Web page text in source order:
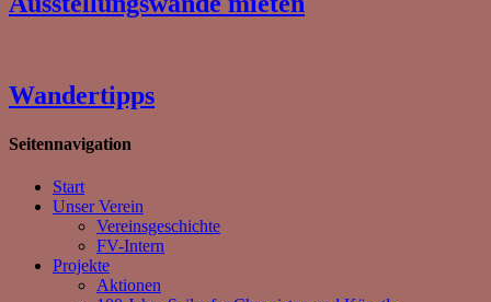
Wandertipps
Seitennavigation
Start
Unser Verein
Vereinsgeschichte
FV-Intern
Projekte
Aktionen